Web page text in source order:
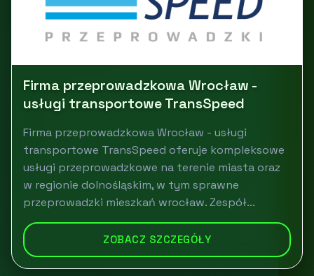
Firma przeprowadzkowa Wrocław -
usługi transportowe TransSpeed
Firma przeprowadzkowa Wrocław - usługi
transportowe TransSpeed oferuje kompleksowe
usługi przeprowadzkowe na terenie miasta oraz
w regionie dolnośląskim, w tym sprawne
przeprowadzki mieszkań wrocław. Zespół...
ZOBACZ SZCZEGÓŁY